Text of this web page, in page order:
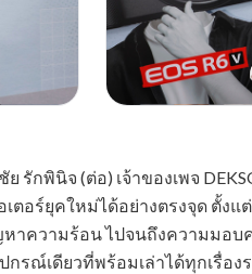
พินิจ (ต่อ) เจ้าของเพจ
ตอร์ยุคใหม่ได้อย่างตรงจุด ตั้ง
หาความร้อน ไปจนถึงความมอ
กรณ์เดียวที่พร้อมเล่าได้ทุกเรื่อ